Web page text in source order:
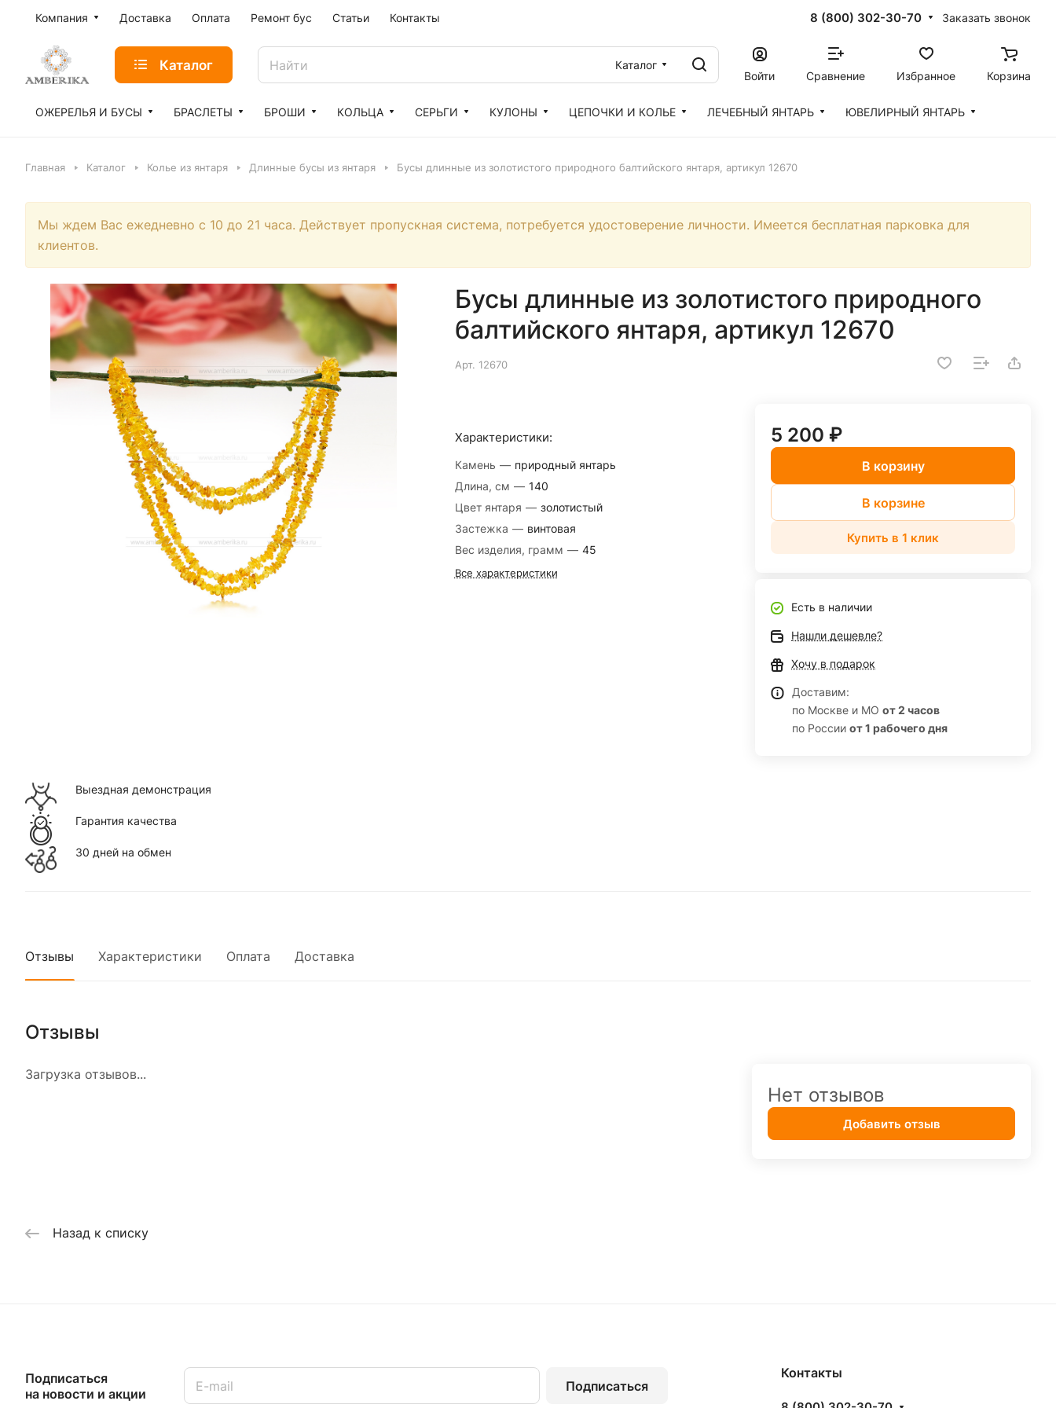
Компания Доставка Оплата Ремонт бус Статьи Контакты 8 (800) 302-30-70 Заказать звонок
Каталог
Каталог
Войти
Сравнение Избранное Корзина
ОЖЕРЕЛЬЯ И БУСЫ БРАСЛЕТЫ БРОШИ КОЛЬЦА СЕРЬГИ КУЛОНЫ ЦЕПОЧКИ И КОЛЬЕ ЛЕЧЕБНЫЙ ЯНТАРЬ ЮВЕЛИРНЫЙ ЯНТАРЬ
Главная Каталог Колье из янтаря Длинные бусы из янтаря Бусы длинные из золотистого природного балтийского янтаря, артикул 12670
Мы ждем Вас ежедневно с 10 до 21 часа. Действует пропускная система, потребуется удостоверение личности. Имеется бесплатная парковка для
клиентов.
Бусы длинные из золотистого природного
балтийского янтаря, артикул 12670
Арт. 12670
Характеристики:
Камень — природный янтарь
Длина, см — 140
Цвет янтаря — золотистый
Застежка — винтовая
Вес изделия, грамм — 45
Все характеристики
5 200 ₽
В корзину
В корзине
Купить в 1 клик
Есть в наличии
Нашли дешевле?
Хочу в подарок
Доставим:
по Москве и МОот 2 часов
по Россииот 1 рабочего дня
Выездная демонстрация
Гарантия качества
30 дней на обмен
Отзывы Характеристики Оплата Доставка
Отзывы
Загрузка отзывов...
Нет отзывов
Добавить отзыв
Назад к списку
Подписаться
на новости и акции
Подписаться
Контакты